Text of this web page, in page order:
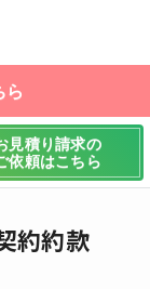
ら
見積り請求の
依頼はこちら
約約款